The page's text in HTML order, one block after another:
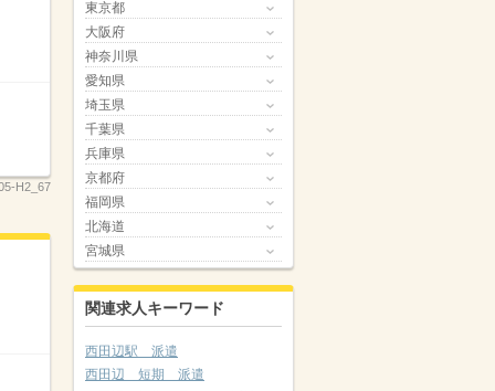
H2_67
東京都
大阪府
神奈川県
愛知県
埼玉県
千葉県
兵庫県
京都府
福岡県
北海道
宮城県
関連求人キーワード
西田辺駅 派遣
西田辺 短期 派遣